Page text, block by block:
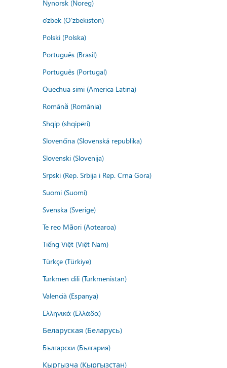
Nynorsk (Noreg)
o'zbek (O'zbekiston)
Polski (Polska)
Português (Brasil)
Português (Portugal)
Quechua simi (America Latina)
Română (România)
Shqip (shqipëri)
Slovenčina (Slovenská republika)
Slovenski (Slovenija)
Srpski (Rep. Srbija i Rep. Crna Gora)
Suomi (Suomi)
Svenska (Sverige)
Te reo Māori (Aotearoa)
Tiếng Việt (Việt Nam)
Türkçe (Türkiye)
Türkmen dili (Türkmenistan)
Valencià (Espanya)
Ελληνικά (Ελλάδα)
Беларуская (Беларусь)
Български (България)
Кыргызча (Кыргызстан)